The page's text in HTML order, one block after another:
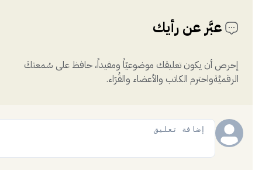
عبَّر عن رأيك
إحرص أن يكون تعليقك موضوعيّاً ومفيداً، حافظ على سُمعتكَ
الرقميَّةواحترم الكاتب والأعضاء والقُرّاء.